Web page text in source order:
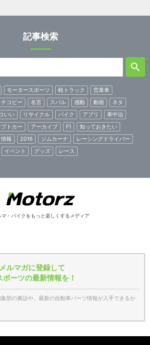
記事検索
モータースポーツ 軽トラック
営業車
コピー 名言 スバル 感動 動画
ネタ
いい リサイクル バイク アプリ
車中泊
トカー アーカイブ F1
知っておきたい
報 2016 ジムカーナ
レーシングドライバー
イベント グッズ レース
マ・バイクをもっと楽しくするメディア
ルマガに登録して
ポーツの最新情報を！
部の裏話や、最新の自動車パーツ情報が入手できるか